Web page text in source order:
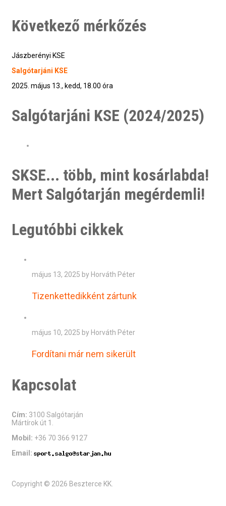
Következő mérkőzés
Jászberényi KSE
Salgótarjáni KSE
2025. május 13., kedd, 18.00 óra
Salgótarjáni KSE (2024/2025)
SKSE... több, mint kosárlabda!
Mert Salgótarján megérdemli!
Legutóbbi cikkek
május 13, 2025 by Horváth Péter
Tizenkettedikként zártunk
május 10, 2025 by Horváth Péter
Fordítani már nem sikerült
Kapcsolat
Cím: 3100 Salgótarján
Mártírok út 1.
Mobil: +36 70 366 9127
Email:
Copyright © 2026 Beszterce KK.